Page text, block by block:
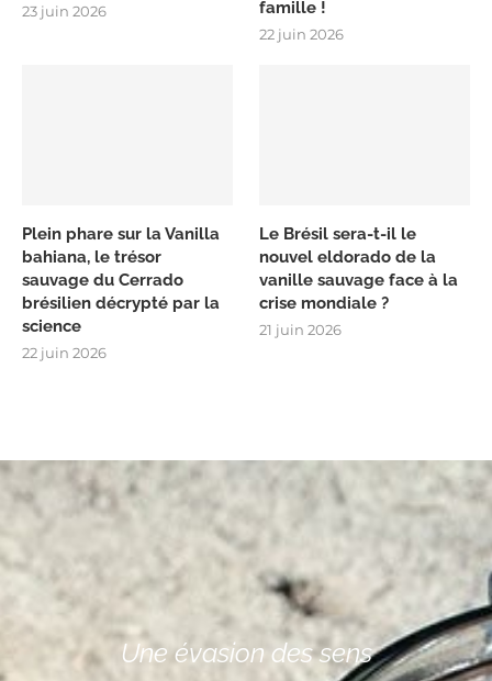
23 juin 2026
famille !
22 juin 2026
Plein phare sur la Vanilla
bahiana, le trésor
sauvage du Cerrado
brésilien décrypté par la
science
22 juin 2026
Le Brésil sera-t-il le
nouvel eldorado de la
vanille sauvage face à la
crise mondiale ?
21 juin 2026
Une évasion des sens